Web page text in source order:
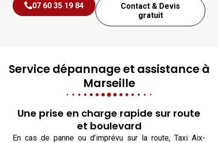
07 60 35 19 84
Contact & Devis
gratuit
Service dépannage et assistance à
Marseille
Une prise en charge rapide sur route
et boulevard
En cas de panne ou d’imprévu sur la route, Taxi Aix-